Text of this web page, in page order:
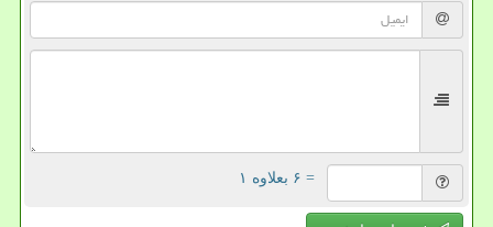
= ۶ بعلاوه ۱